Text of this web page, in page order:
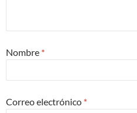
Nombre *
Correo electrónico *